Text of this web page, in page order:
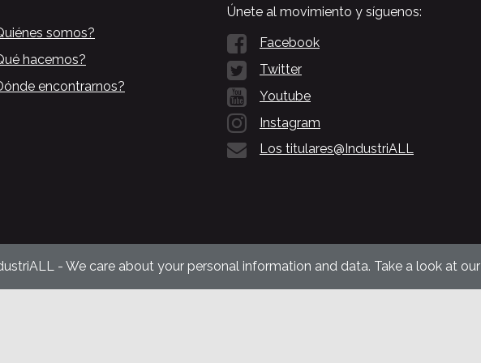
somos?
hacemos?
encontrarnos?
Únete al movimiento y síguenos:
Facebook
Twitter
Youtube
Instagram
Los titulares@IndustriALL
- We care about your personal information and data. Take a look at our